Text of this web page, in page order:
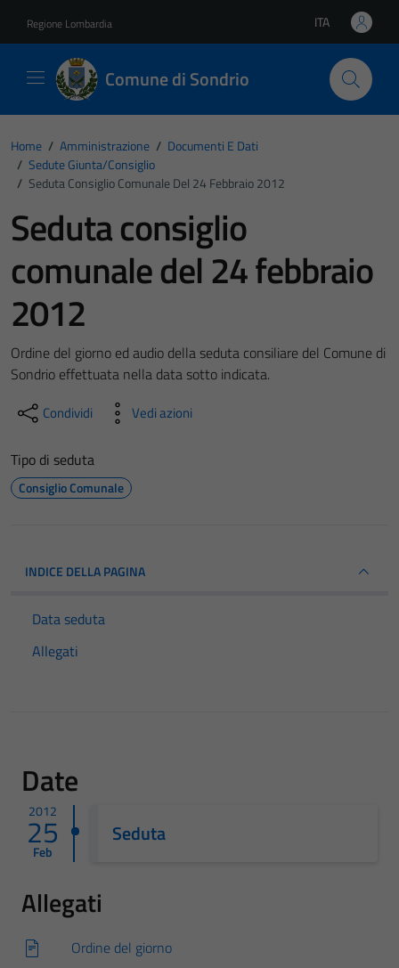
Regione Lombardia Lingua attiva:
ITA
Comune di Sondrio
Home / Amministrazione / Documenti E Dati
/ Sedute Giunta/consiglio
/ Seduta Consiglio Comunale Del 24 Febbraio 2012
Seduta consiglio
comunale del 24 febbraio
2012
Ordine del giorno ed audio della seduta consiliare del Comune di
Sondrio effettuata nella data sotto indicata.
Condividi Vedi azioni
Tipo di seduta
Consiglio Comunale
INDICE DELLA PAGINA
Data seduta
Allegati
Date
2012
25
Feb
Seduta
Allegati
Ordine del giorno